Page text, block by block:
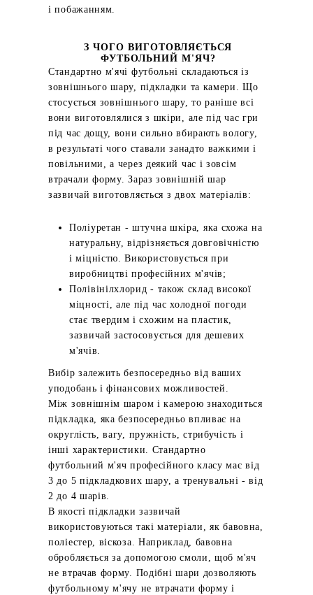
і побажанням.
З ЧОГО ВИГОТОВЛЯЄТЬСЯ
ФУТБОЛЬНИЙ М'ЯЧ?
Стандартно м'ячі футбольні складаються із
зовнішнього шару, підкладки та камери. Що
стосується зовнішнього шару, то раніше всі
вони виготовлялися з шкіри, але під час гри
під час дощу, вони сильно вбирають вологу,
в результаті чого ставали занадто важкими і
повільними, а через деякий час і зовсім
втрачали форму. Зараз зовнішній шар
зазвичай виготовляється з двох матеріалів:
Поліуретан - штучна шкіра, яка схожа на
натуральну, відрізняється довговічністю
і міцністю. Використовується при
виробництві професійних м'ячів;
Полівінілхлорид - також склад високої
міцності, але під час холодної погоди
стає твердим і схожим на пластик,
зазвичай застосовується для дешевих
м'ячів.
Вибір залежить безпосередньо від ваших
уподобань і фінансових можливостей.
Між зовнішнім шаром і камерою знаходиться
підкладка, яка безпосередньо впливає на
округлість, вагу, пружність, стрибучість і
інші характеристики. Стандартно
футбольний м'яч професійного класу має від
3 до 5 підкладкових шару, а тренувальні - від
2 до 4 шарів.
В якості підкладки зазвичай
використовуються такі матеріали, як бавовна,
поліестер, віскоза. Наприклад, бавовна
обробляється за допомогою смоли, щоб м'яч
не втрачав форму. Подібні шари дозволяють
футбольному м'ячу не втрачати форму і